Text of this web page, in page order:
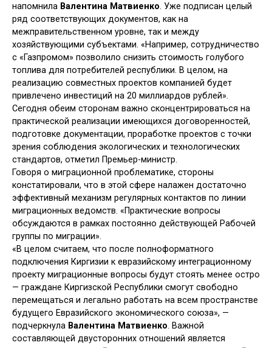
напомнила Валентина Матвиенко. Уже подписан целый
ряд соответствующих документов, как на
межправительственном уровне, так и между
хозяйствующими субъектами. «Например, сотрудничество
с «Газпромом» позволило снизить стоимость голубого
топлива для потребителей республики. В целом, на
реализацию совместных проектов компанией будет
привлечено инвестиций на 20 миллиардов рублей».
Сегодня обеим сторонам важно сконцентрироваться на
практической реализации имеющихся договоренностей,
подготовке документации, проработке проектов с точки
зрения соблюдения экологических и технологических
стандартов, отметил Премьер-министр.
Говоря о миграционной проблематике, стороны
констатировали, что в этой сфере налажен достаточно
эффективный механизм регулярных контактов по линии
миграционных ведомств. «Практические вопросы
обсуждаются в рамках постоянно действующей Рабочей
группы по миграции».
«В целом считаем, что после полноформатного
подключения Киргизии к евразийскому интеграционному
проекту миграционные вопросы будут стоять менее остро
— граждане Киргизской Республики смогут свободно
перемещаться и легально работать на всем пространстве
будущего Евразийского экономического союза», —
подчеркнула Валентина Матвиенко. Важной
составляющей двусторонних отношений является